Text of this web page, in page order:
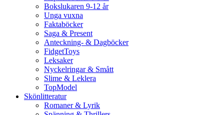
Bokslukaren 9-12 år
Unga vuxna
Faktaböcker
Saga & Present
Anteckning- & Dagböcker
FidgetToys
Leksaker
Nyckelringar & Smått
Slime & Leklera
TopModel
Skönlitteratur
Romaner & Lyrik